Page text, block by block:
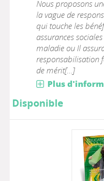
Nous proposons
la vague de
qui touche les
assurances
maladie ou Il
responsabilisation
de mérit[...]
Plus
Disponible